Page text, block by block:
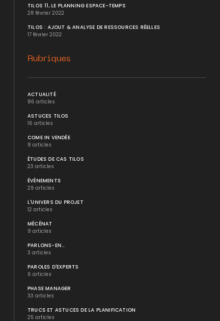
TILOS 11, LE PLANNING ESPACE-TEMPS
28 février 2022
TILOS : AJOUT & ANALYSE DE RESSOURCES RÉELLES
17 février 2022
Rubriques
ACTUALITÉ
86 articles
ASTUCES TILOS
16 articles
COME IN VENDÉE
8 articles
ÉTUDES DE CAS TILOS
23 articles
ÉVÉNEMENTS
29 articles
L'UNIVERS DU PROJET
12 articles
MÉCÉNAT
9 articles
PARLONS-EN...
3 articles
PAROLES D'EXPERTS
6 articles
PHASE MANAGER
33 articles
TRUCS ET ASTUCES DE LA PLANIFICATION
25 articles